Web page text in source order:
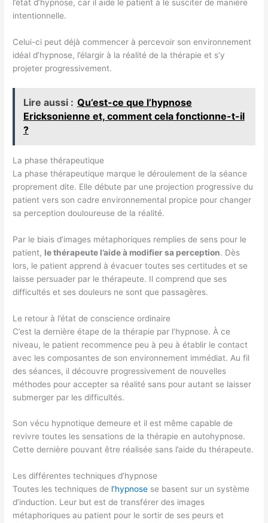
l’état d’hypnose, car il aide le patient à le susciter de manière
intentionnelle.
Celui-ci peut déjà commencer à percevoir son environnement
idéal d’hypnose, l’élargir à la réalité de la thérapie et s’y
projeter progressivement.
Lire aussi : Qu’est-ce que l’hypnose
Ericksonienne et, comment cela fonctionne-t-il
?
La phase thérapeutique
La phase thérapeutique marque le déroulement de la séance
proprement dite. Elle débute par une projection progressive du
patient vers son cadre environnemental propice pour changer
sa perception douloureuse de la réalité.
Par le biais d’images métaphoriques remplies de sens pour le
patient, le thérapeute l’aide à modifier sa perception. Dès
lors, le patient apprend à évacuer toutes ses certitudes et se
laisse persuader par le thérapeute. Il comprend que ses
difficultés et ses douleurs ne sont que passagères.
Le retour à l’état de conscience ordinaire
C’est la dernière étape de la thérapie par l’hypnose. À ce
niveau, le patient recommence peu à peu à établir le contact
avec les composantes de son environnement immédiat. Au fil
des séances, il découvre progressivement de nouvelles
méthodes pour accepter sa réalité sans pour autant se laisser
submerger par les difficultés.
Son vécu hypnotique demeure et il est même capable de
revivre toutes les sensations de la thérapie en autohypnose.
Cette dernière pouvant être réalisée sans l’aide du thérapeute.
Les différentes techniques d’hypnose
Toutes les techniques de l’hypnose se basent sur un système
d’induction. Leur but est de transférer des images
métaphoriques au patient pour le sortir de ses peurs et